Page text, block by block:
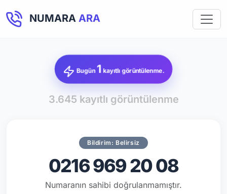
NUMARA ARA
Bugün 1 kayıtlı görüntülenme.
3.645 kayıtlı görüntülenme
Bildirim: Belirsiz
0216 969 20 08
Numaranın sahibi doğrulanmamıştır.